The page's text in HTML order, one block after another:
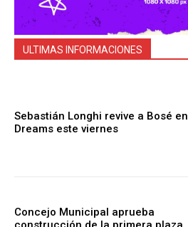
ULTIMAS INFORMACIONES
Sebastián Longhi revive a Bosé en
Dreams este viernes
Concejo Municipal aprueba